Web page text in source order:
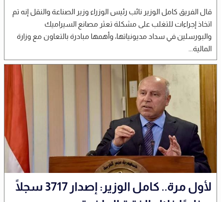
قال الفريق كامل الوزير نائب رئيس الوزراء وزير الصناعة والنقل إنه تم
اتخاذ إجراءات للتغلب على مشكلة تعثر مصانع السيراميك
والبورسلين في سداد مديونياتها، وأهمها مبادرة بالتعاون مع وزارة
المالية...
لأول مرة.. كامل الوزير: إصدار 3717 سجلًا